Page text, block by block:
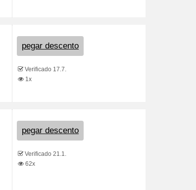
pegar descento
Verificado 17.7.
1x
pegar descento
Verificado 21.1.
62x